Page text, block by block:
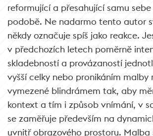
reformující a přesahující samu
podobě. Ne nadarmo tento autor
někdy označuje spíš jako reakce.
v předchozích letech poměrně
skladebností a provázaností
vyšší celky nebo pronikáním malby
vymezené blindrámem tak, aby
kontext a tím i způsob vnímání, v
se zaměřuje především na
uvnitř obrazového prostoru.